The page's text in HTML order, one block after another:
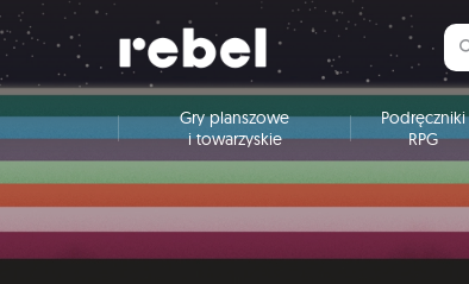
Gry planszowe
i towarzyskie
Podręczniki
RPG